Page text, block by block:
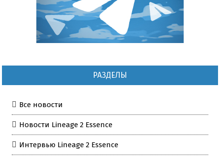
РАЗДЕЛЫ
Все новости
Новости Lineage 2 Essence
Интервью Lineage 2 Essence